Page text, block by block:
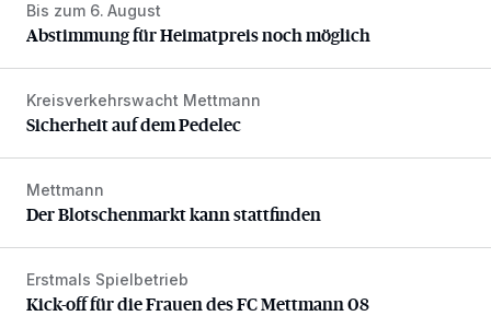
Abstimmung für Heimatpreis noch möglich
Bis zum 6. August
Abstimmung für Heimatpreis noch möglich
Sicherheit auf dem Pedelec
Kreisverkehrswacht Mettmann
Sicherheit auf dem Pedelec
Der Blotschenmarkt kann stattfinden
Mettmann
Der Blotschenmarkt kann stattfinden
Kick-off für die Frauen des FC Mettmann 08
Erstmals Spielbetrieb
Kick-off für die Frauen des FC Mettmann 08